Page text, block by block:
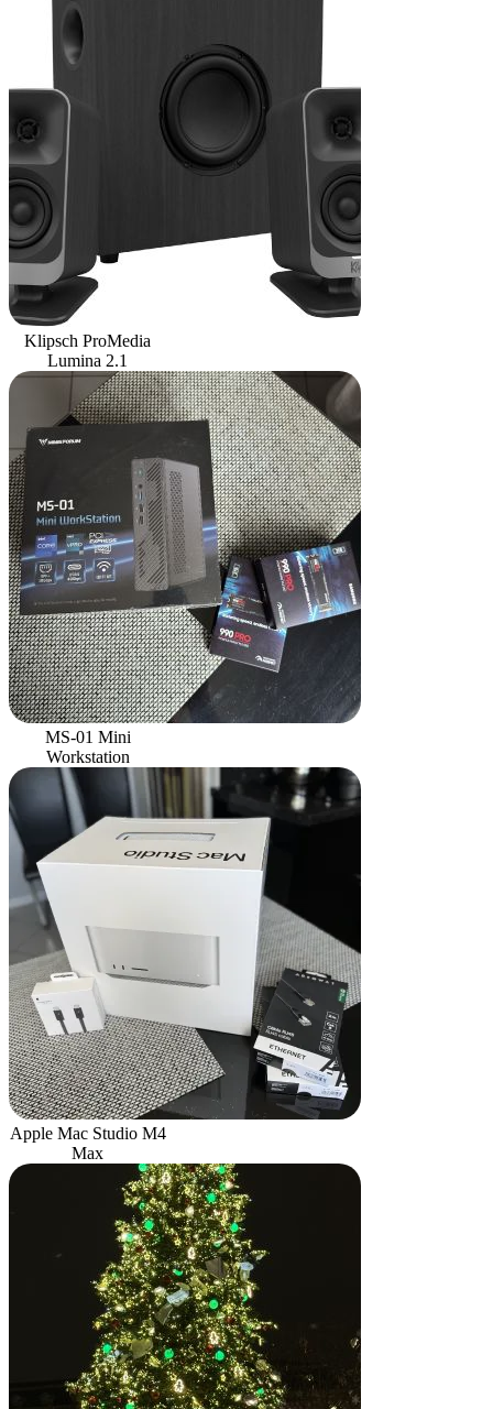
Klipsch ProMedia
Lumina 2.1
MS-01 Mini
Workstation
Apple Mac Studio M4
Max